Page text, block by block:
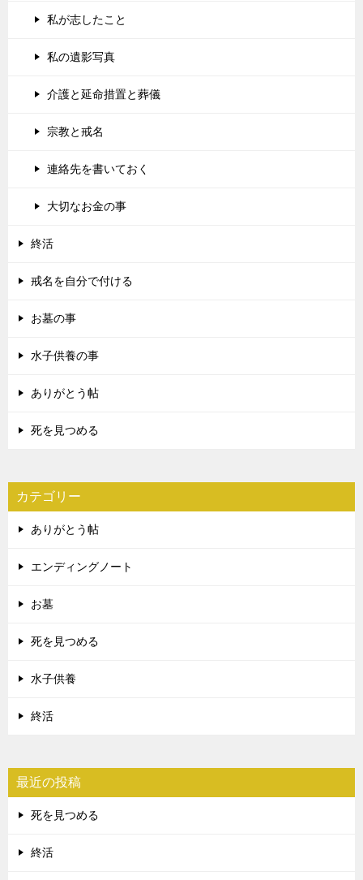
私が志したこと
私の遺影写真
介護と延命措置と葬儀
宗教と戒名
連絡先を書いておく
大切なお金の事
終活
戒名を自分で付ける
お墓の事
水子供養の事
ありがとう帖
死を見つめる
カテゴリー
ありがとう帖
エンディングノート
お墓
死を見つめる
水子供養
終活
最近の投稿
死を見つめる
終活